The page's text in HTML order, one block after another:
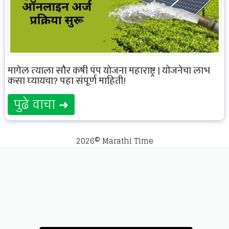
मागेल त्याला सौर कृषी पंप योजना महाराष्ट्र | योजनेचा लाभ
कसा घ्यायचा? पहा संपूर्ण माहिती!
पुढे वाचा ➜
2026© Marathi Time